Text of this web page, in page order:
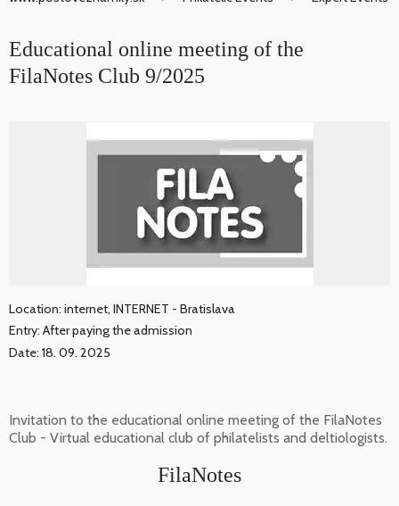
Educational online meeting of the
FilaNotes Club 9/2025
Location: internet, INTERNET - Bratislava
Entry: After paying the admission
Date: 18. 09. 2025
Invitation to the educational online meeting of the FilaNotes
Club - Virtual educational club of philatelists and deltiologists.
FilaNotes